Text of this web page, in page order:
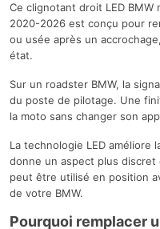
Ce clignotant droit LED BMW
2020-2026 est conçu pour
ou usée après un
état.
Sur un roadster BMW, la
du poste de pilotage. Une
la moto sans changer son
La technologie LED améliore
donne un aspect plus
peut être utilisé en position
de votre BMW.
Pourquoi remplacer